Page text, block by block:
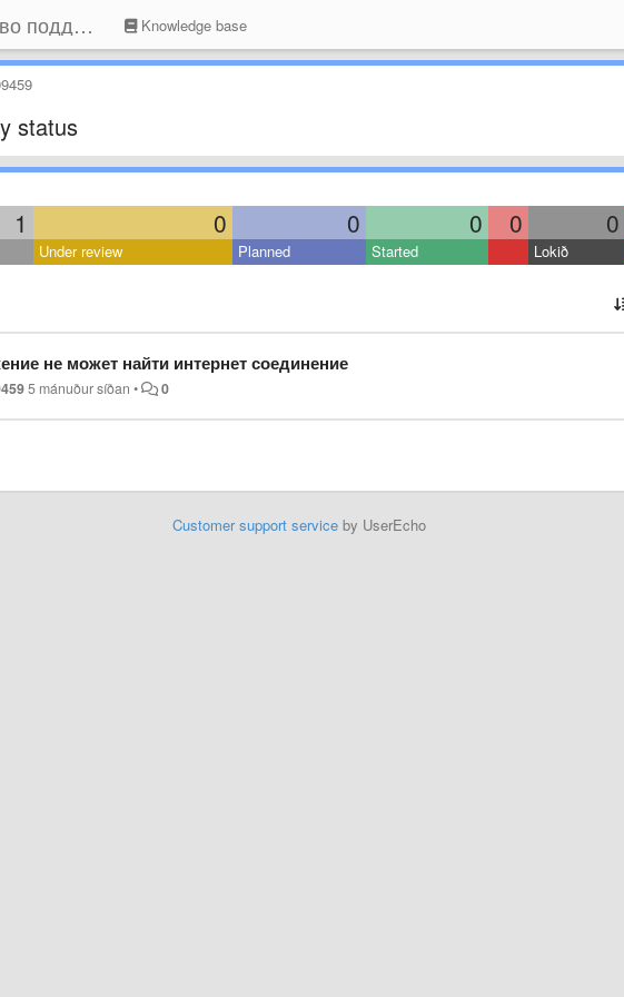
Joxi - сообщество поддержки Knowledge base
status
1 0 0 0 0 0
Under review Planned Started Lokið
не может найти интернет соединение
5 mánuður síðan • 0
Customer support serviceby UserEcho